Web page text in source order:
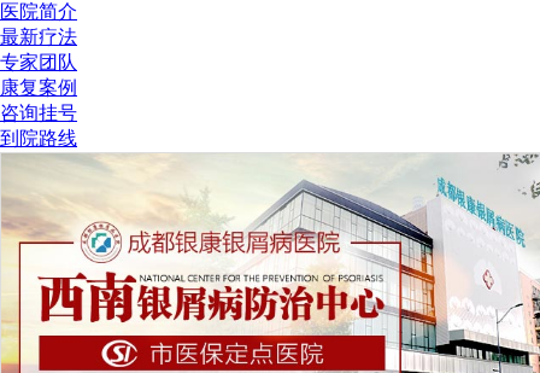
医院简介
最新疗法
专家团队
康复案例
咨询挂号
到院路线